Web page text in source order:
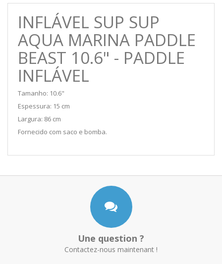
INFLÁVEL SUP SUP
AQUA MARINA PADDLE
BEAST 10.6" - PADDLE
INFLÁVEL
Tamanho: 10.6"
Espessura: 15 cm
Largura: 86 cm
Fornecido com saco e bomba.
Une question ?
Contactez-nous maintenant !